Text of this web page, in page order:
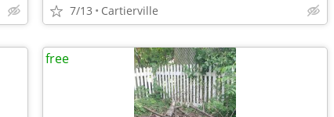
7/13 Cartierville
free